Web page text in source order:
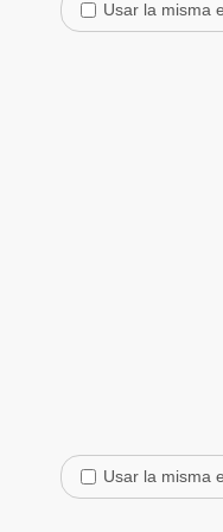
Usar la misma
Usar la misma